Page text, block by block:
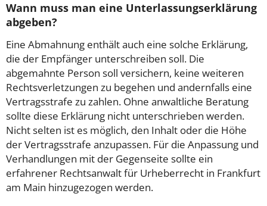
Wann muss man eine Unterlassungserklärung
abgeben?
Eine Abmahnung enthält auch eine solche Erklärung,
die der Empfänger unterschreiben soll. Die
abgemahnte Person soll versichern, keine weiteren
Rechtsverletzungen zu begehen und andernfalls eine
Vertragsstrafe zu zahlen. Ohne anwaltliche Beratung
sollte diese Erklärung nicht unterschrieben werden.
Nicht selten ist es möglich, den Inhalt oder die Höhe
der Vertragsstrafe anzupassen. Für die Anpassung und
Verhandlungen mit der Gegenseite sollte ein
erfahrener Rechtsanwalt für Urheberrecht in Frankfurt
am Main hinzugezogen werden.